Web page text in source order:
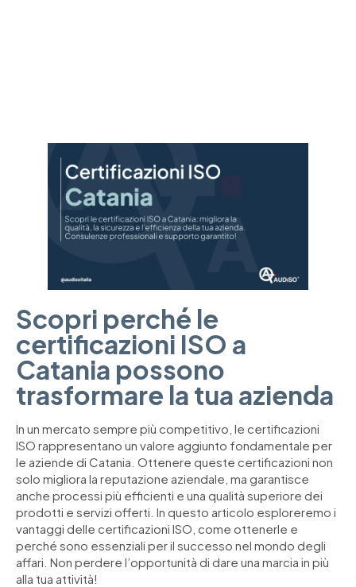
Scopri perché le
certificazioni ISO a
Catania possono
trasformare la tua azienda
In un mercato sempre più competitivo, le certificazioni
ISO rappresentano un valore aggiunto fondamentale per
le aziende di Catania. Ottenere queste certificazioni non
solo migliora la reputazione aziendale, ma garantisce
anche processi più efficienti e una qualità superiore dei
prodotti e servizi offerti. In questo articolo esploreremo i
vantaggi delle certificazioni ISO, come ottenerle e
perché sono essenziali per il successo nel mondo degli
affari. Non perdere l’opportunità di dare una marcia in più
alla tua attività!